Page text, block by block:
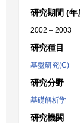
研究期間 (年
2002 – 2003
研究種目
基盤研究(C)
研究分野
基礎解析学
研究機関